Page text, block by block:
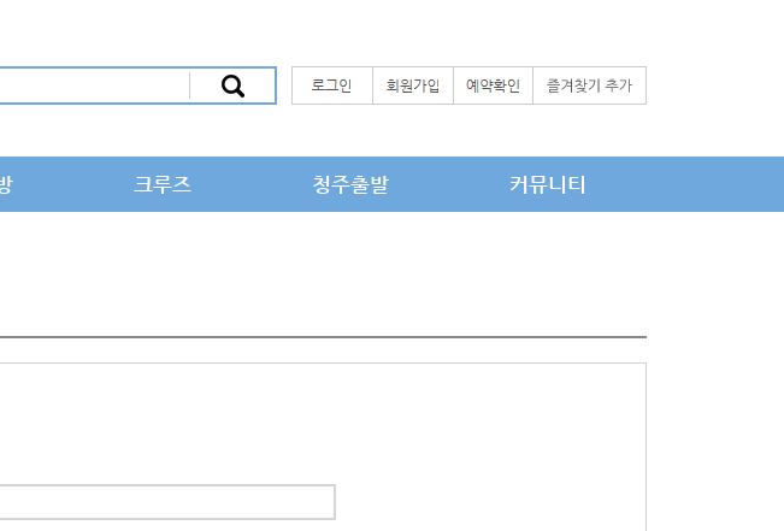
크루즈 청주출발 커뮤니티